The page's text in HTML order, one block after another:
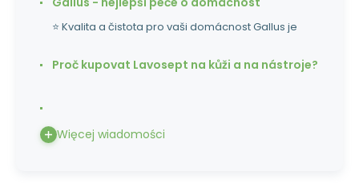
⭐ Kvalita a čistota pro vaši domácnost Gallus je
Proč kupovat Lavosept na kůži a na nástroje?
Więcej wiadomości